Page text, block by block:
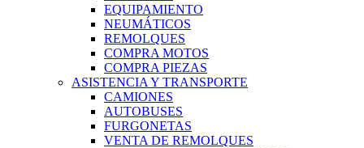
EQUIPAMIENTO
NEUMÁTICOS
REMOLQUES
COMPRA MOTOS
COMPRA PIEZAS
ASISTENCIA Y TRANSPORTE
CAMIONES
AUTOBUSES
FURGONETAS
VENTA DE REMOLQUES